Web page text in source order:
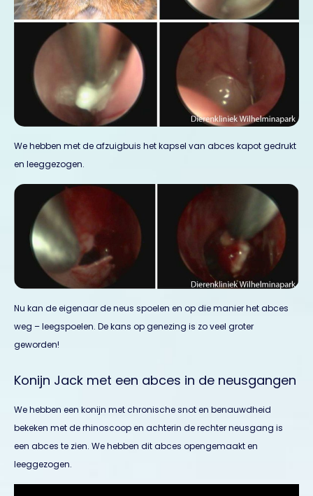
We hebben met de afzuigbuis het kapsel van abces kapot gedrukt
en leeggezogen.
Nu kan de eigenaar de neus spoelen en op die manier het abces
weg – leegspoelen. De kans op genezing is zo veel groter
geworden!
Konijn Jack met een abces in de neusgangen
We hebben een konijn met chronische snot en benauwdheid
bekeken met de rhinoscoop en achterin de rechter neusgang is
een abces te zien. We hebben dit abces opengemaakt en
leeggezogen.